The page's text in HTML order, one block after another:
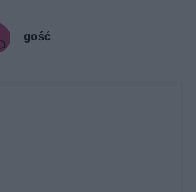
gość